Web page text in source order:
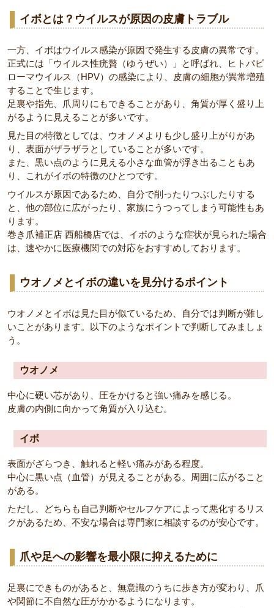
イボとは？ウイルスが原因の皮膚トラブル
一方、イボはウイルス感染が原因で発生する皮膚の異常です。
正式には「ウイルス性疣贅（ゆうぜい）」と呼ばれ、ヒトパピ
ローマウイルス（HPV）の感染により、皮膚の細胞が異常増殖
することで生じます。
足裏や指先、爪周りにもできることがあり、角質が厚く盛り上
がるように見えることが多いです。
見た目の特徴としては、ウオノメよりも少し盛り上がりがあ
り、表面がザラザラとしていることが多いです。
また、黒い点のように見える小さな血管が浮き出ることもあ
り、これがイボの特徴のひとつです。
ウイルスが原因であるため、自分で削ったりつぶしたりする
と、他の部位に広がったり、家族にうつってしまう可能性もあ
ります。
巻き爪補正店 西船橋店では、イボのような症状が見られた場合
は、速やかに医療機関での対応をおすすめしております。
ウオノメとイボの違いを見分けるポイント
ウオノメとイボは見た目が似ているため、自分では判断が難し
いことがあります。以下のようなポイントで判断してみましょ
う。
ウオノメ
中心に硬い芯があり、圧をかけると強い痛みを感じる。
皮膚の内側に向かって角質が入り込む。
イボ
表面がざらつき、触れると軽い痛みがある程度。
中心に黒い点（血管）が見えることがある。周囲に広がること
がある。
ただし、どちらも自己判断やセルフケアによって悪化するリス
クがあるため、不安な場合は専門家に相談するのが安心です。
爪や足への影響を最小限に抑えるために
足裏にできものがあると、無意識のうちに歩き方が変わり、爪
や関節に不自然な圧がかかるようになります。